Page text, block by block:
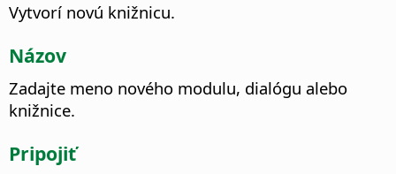
Vytvorí novú knižnicu.
Názov
Zadajte meno nového modulu, dialógu alebo
knižnice.
Pripojiť